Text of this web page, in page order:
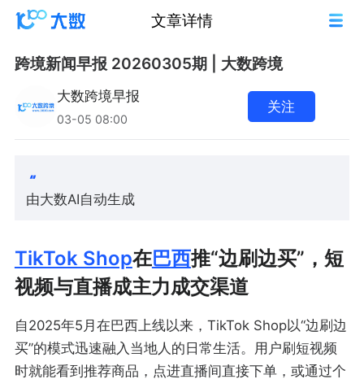
文章详情
跨境新闻早报 20260305期 | 大数跨境
大数跨境早报
03-05 08:00
关注
由大数AI自动生成
TikTok Shop在巴西推“边刷边买”，短
视频与直播成主力成交渠道
自2025年5月在巴西上线以来，TikTok Shop以“边刷边
买”的模式迅速融入当地人的日常生活。用户刷短视频
时就能看到推荐商品，点进直播间直接下单，或通过个